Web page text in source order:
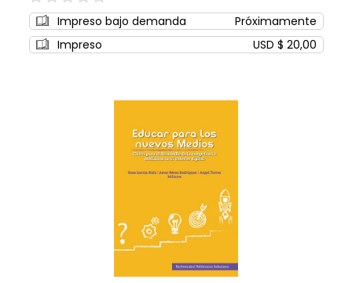
0%
Impreso bajo demanda
Próximamente
Impreso
USD $ 20,00